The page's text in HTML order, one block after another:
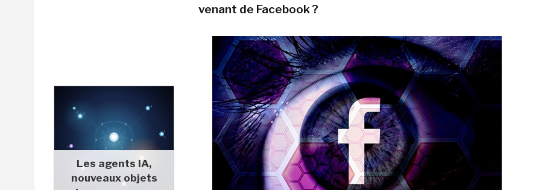
Les agents IA,
nouveaux objets
venant de Facebook ?